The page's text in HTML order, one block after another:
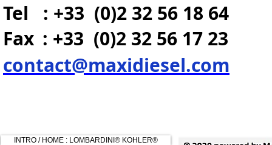
Tel : +33 (0)2 32 56 18 64
Fax : +33 (0)2 32 56 17 23
contact@maxidiesel.com
INTRO / HOME : LOMBARDINI® KOHLER®